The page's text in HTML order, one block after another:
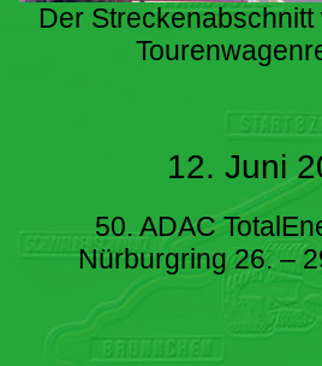
Der
12. Juni
50. ADAC
Nürburgring 26. –